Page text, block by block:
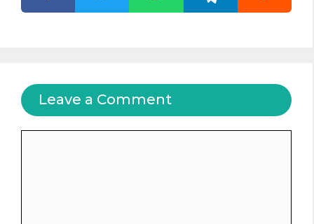
Leave a Comment